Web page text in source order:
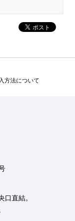
方法について
直結。